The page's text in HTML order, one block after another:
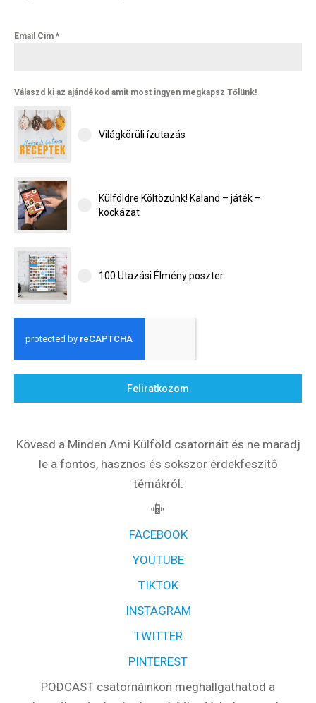
Email Cím *
Válaszd ki az ajándékod amit most ingyen megkapsz Tőlünk!
Világkörüli ízutazás
Külföldre Költözünk! Kaland – játék –
kockázat
100 Utazási Élmény poszter
Feliratkozom
Kövesd a Minden Ami Külföld csatornáit és ne maradj
le a fontos, hasznos és sokszor érdekfeszítő
témákról:
📳
FACEBOOK
YOUTUBE
TIKTOK
INSTAGRAM
TWITTER
PINTEREST
PODCAST csatornáinkon meghallgathatod a